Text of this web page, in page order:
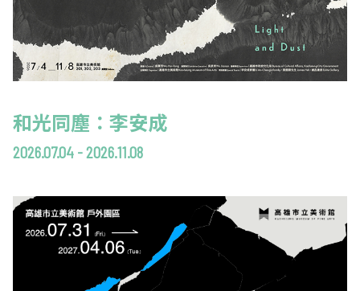
和光同塵：李安成
2026.07.04 - 2026.11.08